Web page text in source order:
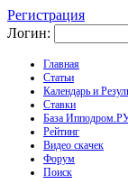
Регистрация
Логин:
Главная
Статьи
Календарь и
Ставки
База
Рейтинг
Видео скачек
Форум
Поиск